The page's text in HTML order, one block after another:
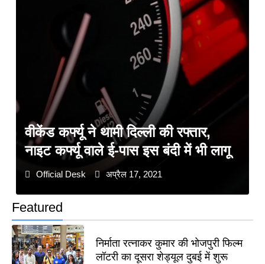
Featured
निर्माता रत्नाकर कुमार की भोजपुरी फिल्म
लॉटरी का दूसरा शेड्यूल दुबई में शुरू
वीकेंड कर्फ्यू ने थामी दिल्ली की रफ्तार,
नाइट कर्फ्यू वाले ई-पास इस बंदी में भी लागू
Official Desk अप्रैल 17, 2021